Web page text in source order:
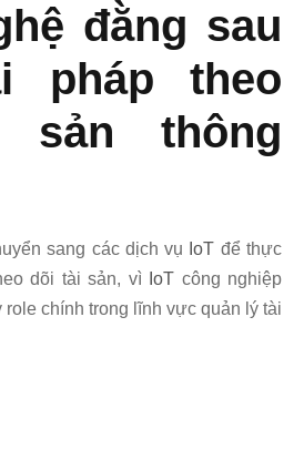
đằng sau
pháp theo
thông
sang các dịch vụ IoT để thực
dõi tài sản, vì IoT công nghiệp
role chính trong lĩnh vực quản lý tài